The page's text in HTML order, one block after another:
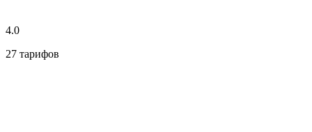
4.0
27 тарифов